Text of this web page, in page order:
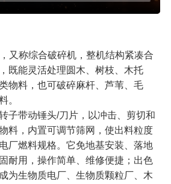
又称综合破碎机，整机结构紧凑合
既能灵活处理圆木、树枝、木托
物料，也可破碎麻杆、芦苇、毛
。
子带动锤头/刀片，以冲击、剪切和
料，内置可调节筛网，使出料粒度
厂燃料规格。它免地基安装、落地
耐用，操作简单、维修便捷；出色
为生物质电厂、生物质颗粒厂、木